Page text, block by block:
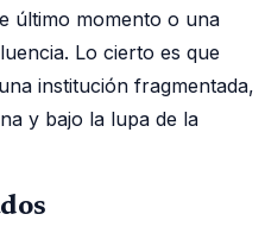
último momento o una
Lo cierto es que
institución fragmentada,
y bajo la lupa de la